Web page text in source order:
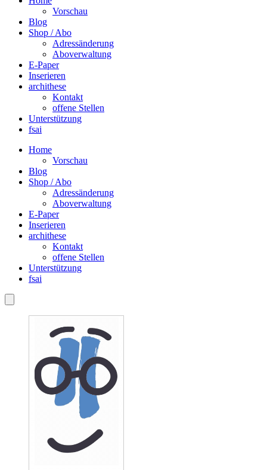
Vorschau
Blog
Shop / Abo
Adressänderung
Aboverwaltung
E-Paper
Inserieren
archithese
Kontakt
offene Stellen
Unterstützung
fsai
Home
Vorschau
Blog
Shop / Abo
Adressänderung
Aboverwaltung
E-Paper
Inserieren
archithese
Kontakt
offene Stellen
Unterstützung
fsai